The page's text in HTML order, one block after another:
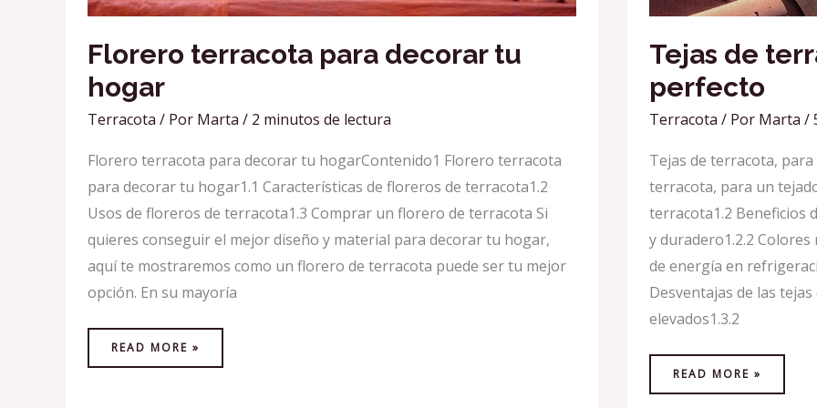
Florero terracota para decorar tu
hogar
Terracota / Por Marta / 2 minutos de lectura
Florero terracota para decorar tu hogarContenido1 Florero terracota
para decorar tu hogar1.1 Características de floreros de terracota1.2
Usos de floreros de terracota1.3 Comprar un florero de terracota Si
quieres conseguir el mejor diseño y material para decorar tu hogar,
aquí te mostraremos como un florero de terracota puede ser tu mejor
opción. En su mayoría
READ MORE »
Tejas de
perfecto
Terracota / Por Marta /
Tejas de terracota,
terracota, para un
terracota1.2 Beneficios
y duradero1.2.2
de energía en
Desventajas de las
elevados1.3.2
READ MORE »